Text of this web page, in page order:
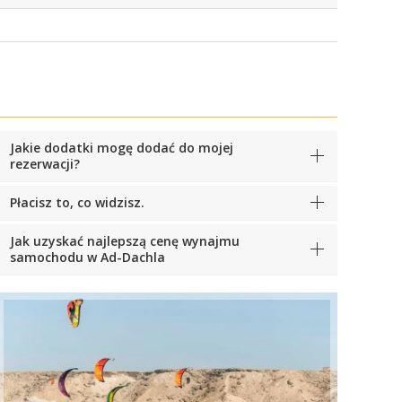
Jakie dodatki mogę dodać do mojej
rezerwacji?
Płacisz to, co widzisz.
Jak uzyskać najlepszą cenę wynajmu
samochodu w Ad-Dachla